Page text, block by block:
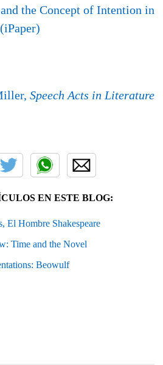
the Concept of Intention in
Speech Acts in Literature
EN ESTE BLOG:
El Hombre Shakespeare
Time and the Novel
Beowulf